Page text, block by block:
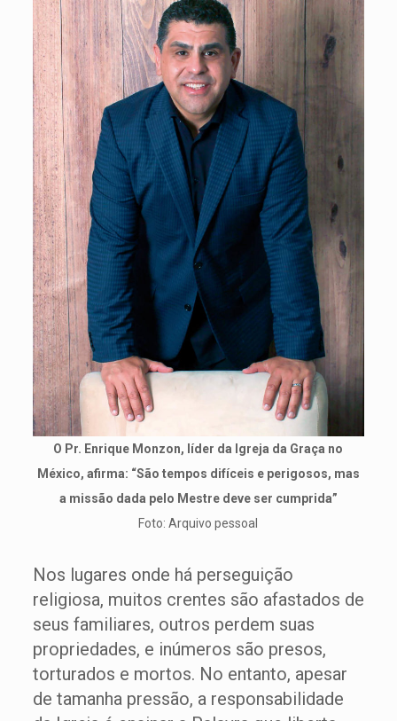
O Pr. Enrique Monzon, líder da Igreja da Graça no
México, afirma: “São tempos difíceis e perigosos, mas
a missão dada pelo Mestre deve ser cumprida”
Foto: Arquivo pessoal
Nos lugares onde há perseguição
religiosa, muitos crentes são afastados de
seus familiares, outros perdem suas
propriedades, e inúmeros são presos,
torturados e mortos. No entanto, apesar
de tamanha pressão, a responsabilidade